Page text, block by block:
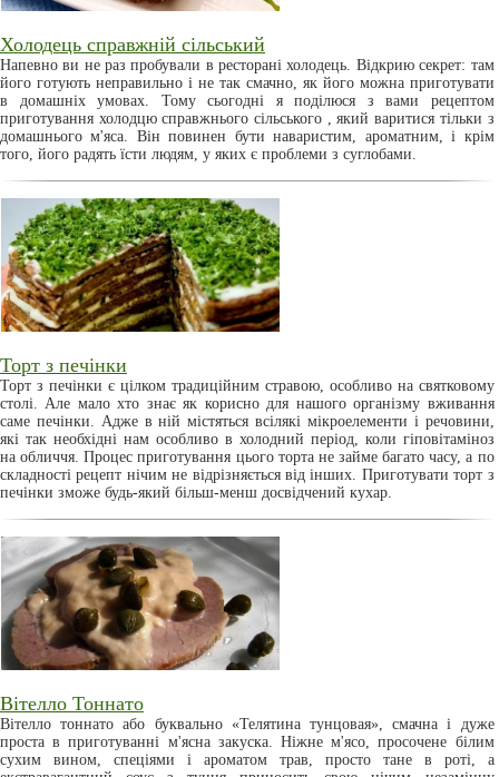
Холодець справжній сільський
Напевно ви не раз пробували в ресторані холодець. Відкрию секрет: там
його готують неправильно і не так смачно, як його можна приготувати
в домашніх умовах. Тому сьогодні я поділюся з вами рецептом
приготування холодцю справжнього сільського , який варитися тільки з
домашнього м'яса. Він повинен бути наваристим, ароматним, і крім
того, його радять їсти людям, у яких є проблеми з суглобами.
Торт з печінки
Торт з печінки є цілком традиційним стравою, особливо на святковому
столі. Але мало хто знає як корисно для нашого організму вживання
саме печінки. Адже в ній містяться всілякі мікроелементи і речовини,
які так необхідні нам особливо в холодний період, коли гіповітаміноз
на обличчя. Процес приготування цього торта не займе багато часу, а по
складності рецепт нічим не відрізняється від інших. Приготувати торт з
печінки зможе будь-який більш-менш досвідчений кухар.
Вітелло Тоннато
Вітелло тоннато або буквально «Телятина тунцовая», смачна і дуже
проста в приготуванні м'ясна закуска. Ніжне м'ясо, просочене білим
сухим вином, спеціями і ароматом трав, просто тане в роті, а